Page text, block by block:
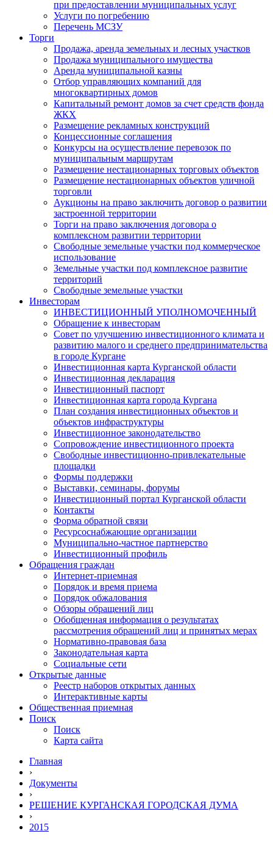
при предоставлении муниципальных услуг
Услуги по погребению
Перечень МСЗУ
Торги
Продажа, аренда земельных и лесных участков
Продажа муниципального имущества
Аренда муниципальной казны
Отбор управляющих компаний для
многоквартирных домов
Капитальный ремонт домов за счет средств фонда
ЖКХ
Размещение рекламных конструкций
Концессионные соглашения
Конкурсы на осуществление перевозок по
муниципальным маршрутам
Размещение нестационарных торговых объектов
Размещение нестационарных объектов уличной
торговли
Аукционы на право заключить договор о развитии
застроенной территории
Торги на право заключения договора о
комплексном развитии территории
Свободные земельные участки под коммерческое
использование
Земельные участки под комплексное развитие
территорий
Свободные земельные участки
Инвесторам
ИНВЕСТИЦИОННЫЙ УПОЛНОМОЧЕННЫЙ
Обращение к инвесторам
Совет по улучшению инвестиционного климата и
развитию малого и среднего предпринимательства
в городе Кургане
Инвестиционная карта Курганской области
Инвестиционная декларация
Инвестиционный паспорт
Инвестиционная карта города Кургана
План создания инвестиционных объектов и
объектов инфраструктуры
Инвестиционное законодательство
Сопровождение инвестиционного проекта
Свободные инвестиционно-привлекательные
площадки
Формы поддержки
Выставки, семинары, форумы
Инвестиционный портал Курганской области
Контакты
Форма обратной связи
Ресурсоснабжающие организации
Муниципально-частное партнерство
Инвестиционный профиль
Обращения граждан
Интернет-приемная
Порядок и время приема
Порядок обжалования
Обзоры обращений лиц
Обобщенная информация о результатах
рассмотрения обращений лиц и принятых мерах
Нормативно-правовая база
Законодательная карта
Социальные сети
Открытые данные
Реестр наборов открытых данных
Интерактивные карты
Общественная приемная
Поиск
Поиск
Карта сайта
Главная
›
Документы
›
РЕШЕНИЕ КУРГАНСКАЯ ГОРОДСКАЯ ДУМА
›
2015